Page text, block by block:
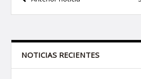
de
NOTICIAS RECIENTES